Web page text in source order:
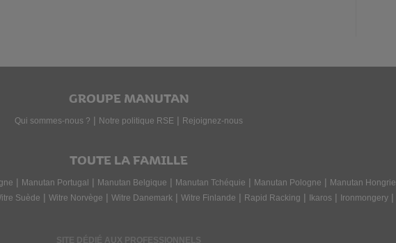
GROUPE MANUTAN
Qui sommes-nous ? | Notre politique RSE | Rejoignez-nous
TOUTE LA FAMILLE
| Manutan Portugal | Manutan Belgique | Manutan Tchéquie | Manutan Pologne | Manutan Hongrie
Suède | Witre Norvège | Witre Danemark| Witre Finlande | Rapid Racking | Ikaros | Ironmongery|
SITE DÉDIÉ AUX PROFESSIONNELS